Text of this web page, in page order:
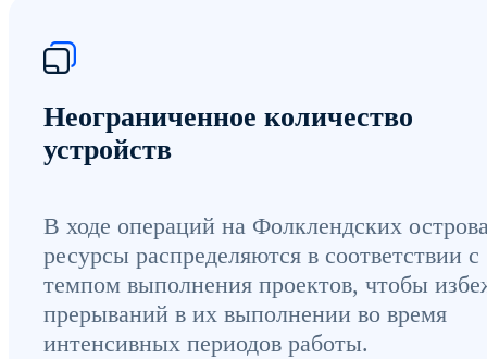
Неограниченное количество
устройств
В ходе операций на Фолклендских
ресурсы распределяются в соответствии с
темпом выполнения проектов, чтобы
прерываний в их выполнении во время
интенсивных периодов работы.